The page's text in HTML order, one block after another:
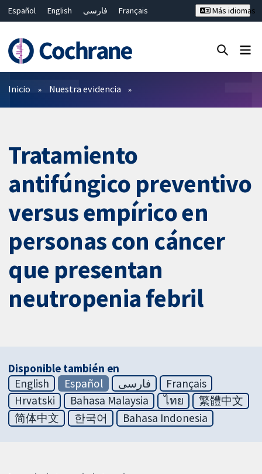
Español English فارسی
Français
Bahasa Malaysia
ไทย 繁體中文
Más idiomas
Filtros
Inicio Nuestra evidencia
Tratamiento
antifúngico preventivo
versus empírico en
personas con cáncer
que presentan
neutropenia febril
Disponible también en
English
Español فارسی
Français
Hrvatski
Bahasa Malaysia ไทย
繁體中文
简体中文
한국어 Bahasa Indonesia